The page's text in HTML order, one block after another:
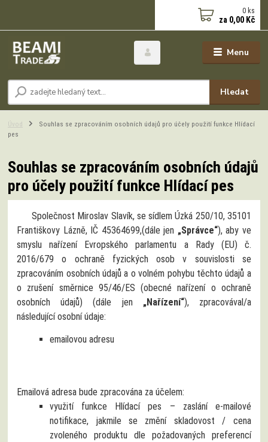
Menu
Hledat
0 ks
za 0,00 Kč
Úvod
Souhlas se zpracováním osobních údajů pro účely použití funkce Hlídací
pes
Souhlas se zpracováním osobních údajů
pro účely použití funkce Hlídací pes
Společnost Miroslav Slavík, se sídlem Úzká 250/10, 35101
Františkovy Lázně, IČ 45364699,(dále jen „Správce“), aby ve
smyslu nařízení Evropského parlamentu a Rady (EU) č.
2016/679 o ochraně fyzických osob v souvislosti se
zpracováním osobních údajů a o volném pohybu těchto údajů a
o zrušení směrnice 95/46/ES (obecné nařízení o ochraně
osobních údajů) (dále jen „Nařízení“), zpracovával/a
následující osobní údaje:
emailovou adresu
Emailová adresa bude zpracována za účelem:
využití funkce Hlídací pes – zaslání e-mailové
notifikace, jakmile se změní skladovost / cena
zvoleného produktu dle požadovaných preferencí